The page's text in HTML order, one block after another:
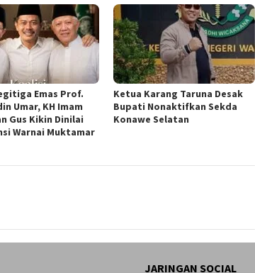
Emas Prof.
Umar, KH Imam
Gus Kikin Dinilai
Warnai Muktamar
Ketua ‎Karang Taruna Desak
Bupati Nonaktifkan Sekda
Konawe Selatan
JARINGAN SOCIAL